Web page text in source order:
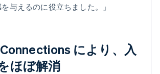
与えるのに役立ちました。」
により、入
ほぼ解消